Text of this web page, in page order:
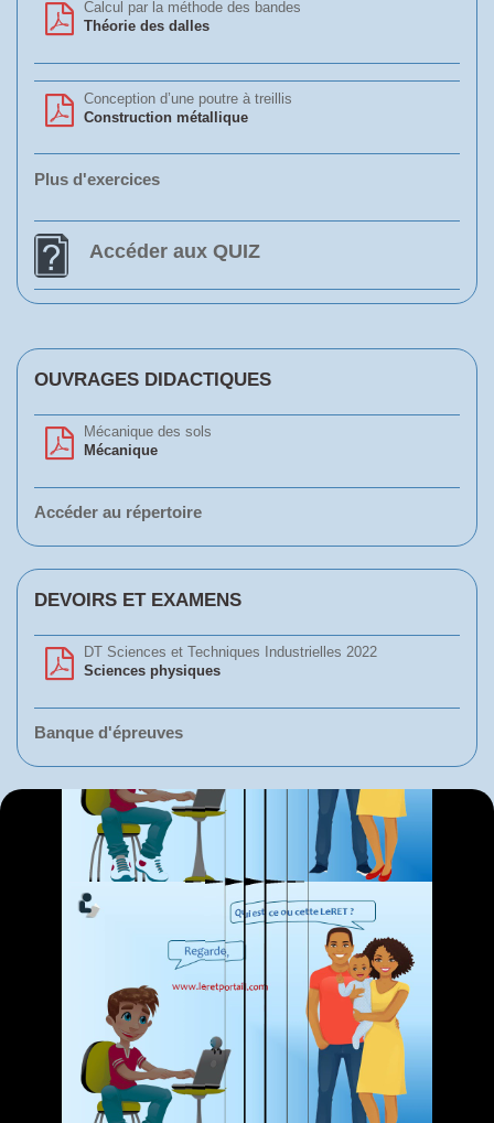
Calcul par la méthode des bandes
Théorie des dalles
Conception d’une poutre à treillis
Construction métallique
Plus d'exercices
Accéder aux QUIZ
OUVRAGES DIDACTIQUES
Mécanique des sols
Mécanique
Accéder au répertoire
DEVOIRS ET EXAMENS
DT Sciences et Techniques Industrielles 2022
Sciences physiques
Banque d'épreuves